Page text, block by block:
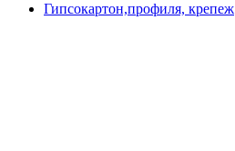
Гипсокартон,профиля, крепеж